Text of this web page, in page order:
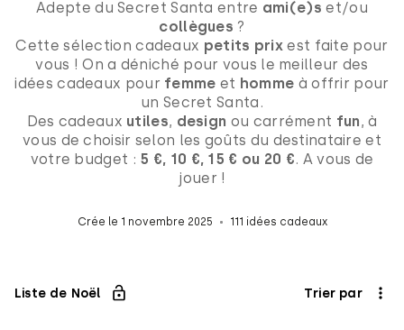
Adepte du Secret Santa entre ami(e)s et/ou
collègues ?
Cette sélection cadeaux petits prix est faite pour
vous ! On a déniché pour vous le meilleur des
idées cadeaux pour femme et homme à offrir pour
un Secret Santa.
Des cadeaux utiles, design ou carrément fun, à
vous de choisir selon les goûts du destinataire et
votre budget : 5 €, 10 €, 15 € ou 20 €. A vous de
jouer !
Crée le 1 novembre 2025 111 idées cadeaux
Liste de Noël Trier par